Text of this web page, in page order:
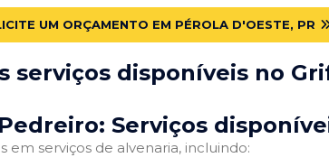
UM ORÇAMENTO EM PÉROLA D'OESTE, PR
serviços disponíveis no
Serviços
em serviços de alvenaria, incluindo: